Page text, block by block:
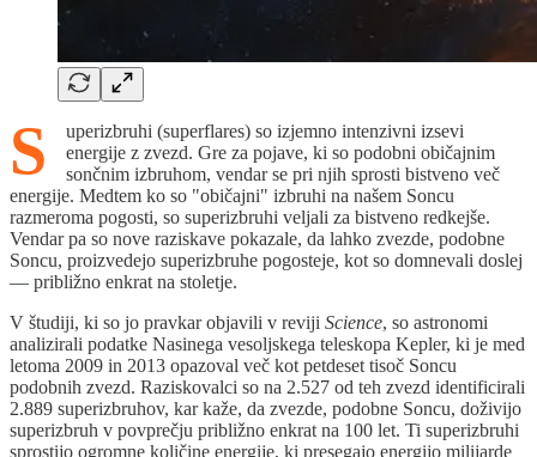
S
uperizbruhi (superflares) so izjemno intenzivni izsevi
energije z zvezd. Gre za pojave, ki so podobni običajnim
sončnim izbruhom, vendar se pri njih sprosti bistveno več
energije. Medtem ko so "običajni" izbruhi na našem Soncu
razmeroma pogosti, so superizbruhi veljali za bistveno redkejše.
Vendar pa so nove raziskave pokazale, da lahko zvezde, podobne
Soncu, proizvedejo superizbruhe pogosteje, kot so domnevali doslej
— približno enkrat na stoletje.
V študiji, ki so jo pravkar objavili v reviji Science, so astronomi
analizirali podatke Nasinega vesoljskega teleskopa Kepler, ki je med
letoma 2009 in 2013 opazoval več kot petdeset tisoč Soncu
podobnih zvezd. Raziskovalci so na 2.527 od teh zvezd identificirali
2.889 superizbruhov, kar kaže, da zvezde, podobne Soncu, doživijo
superizbruh v povprečju približno enkrat na 100 let. Ti superizbruhi
sprostijo ogromne količine energije, ki presegajo energijo milijarde